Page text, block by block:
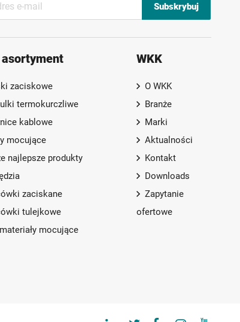
Subskrybuj
asortyment
zaciskowe
termokurczliwe
kablowe
mocujące
najlepsze produkty
zaciskane
tulejkowe
mocujące
WKK
O WKK
Branże
Marki
Aktualności
Kontakt
Downloads
Zapytanie
ofertowe